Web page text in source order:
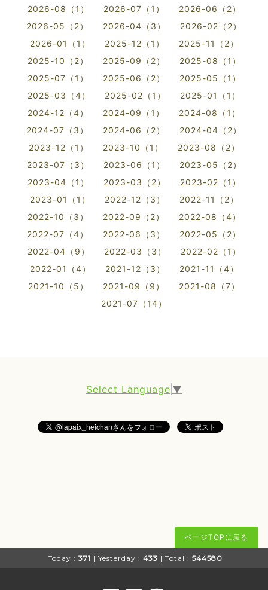
2026-08（1） 2026-07（1）
2026-06（2）
2026-05（2）
2026-04（3）
2026-02（2）
2026-01（1）
2025-12（1）
2025-11（2）
2025-10（2）
2025-09（2）
2025-08（1）
2025-07（1）
2025-06（2）
2025-05（1）
2025-03（4）
2025-02（1）
2025-01（1）
2024-12（4）
2024-09（1）
2024-08（1）
2024-07（3）
2024-06（2）
2024-04（2）
2023-12（1）
2023-10（1）
2023-08（2）
2023-07（3）
2023-06（1）
2023-05（2）
2023-04（1）
2023-03（2）
2023-02（1）
2023-01（1）
2022-12（3）
2022-11（2）
2022-10（3）
2022-09（2）
2022-08（4）
2022-07（4）
2022-06（3）
2022-05（2）
2022-04（9）
2022-03（3）
2022-02（1）
2022-01（4）
2021-12（3）
2021-11（4）
2021-10（5）
2021-09（9）
2021-08（7）
2021-07（14）
Select Language ▼
ページTOPに戻る
Today : 371 | Yesterday : 433 | Total : 544580